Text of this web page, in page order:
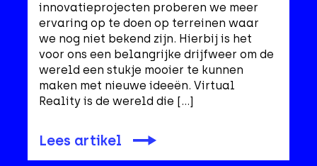
innovatieprojecten proberen we meer
ervaring op te doen op terreinen waar
we nog niet bekend zijn. Hierbij is het
voor ons een belangrijke drijfweer om de
wereld een stukje mooier te kunnen
maken met nieuwe ideeën. Virtual
Reality is de wereld die […]
Lees artikel